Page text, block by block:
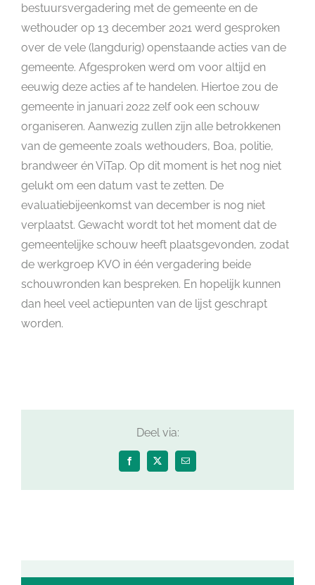
bestuursvergadering met de gemeente en de
wethouder op 13 december 2021 werd gesproken
over de vele (langdurig) openstaande acties van de
gemeente. Afgesproken werd om voor altijd en
eeuwig deze acties af te handelen. Hiertoe zou de
gemeente in januari 2022 zelf ook een schouw
organiseren. Aanwezig zullen zijn alle betrokkenen
van de gemeente zoals wethouders, Boa, politie,
brandweer én ViTap. Op dit moment is het nog niet
gelukt om een datum vast te zetten. De
evaluatiebijeenkomst van december is nog niet
verplaatst. Gewacht wordt tot het moment dat de
gemeentelijke schouw heeft plaatsgevonden, zodat
de werkgroep KVO in één vergadering beide
schouwronden kan bespreken. En hopelijk kunnen
dan heel veel actiepunten van de lijst geschrapt
worden.
Deel via:
Facebook
X
E-
mail